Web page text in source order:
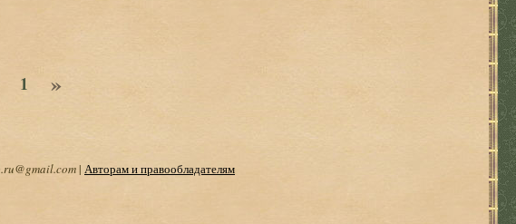
1 »
| Авторам и правообладателям